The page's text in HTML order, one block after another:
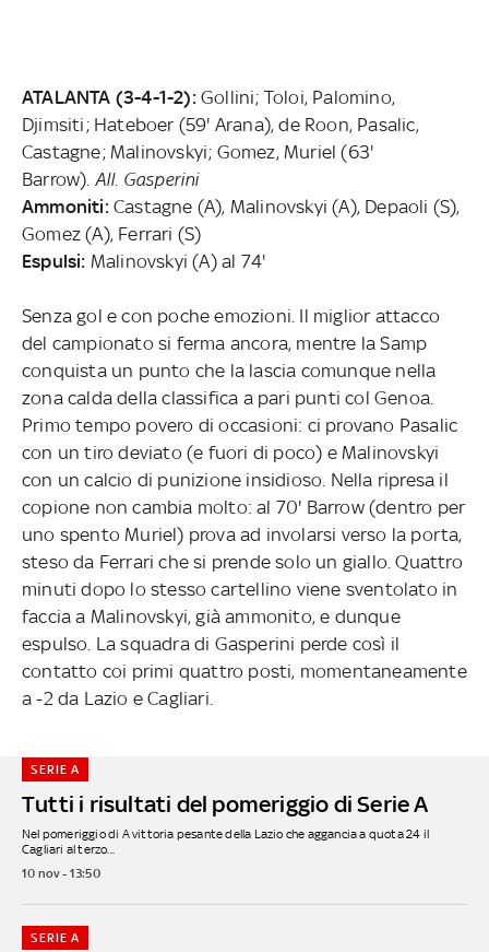
ATALANTA (3-4-1-2):Gollini; Toloi, Palomino,
Djimsiti; Hateboer (59' Arana), de Roon, Pasalic,
Castagne; Malinovskyi; Gomez, Muriel (63'
Barrow). All. Gasperini
Ammoniti: Castagne (A), Malinovskyi (A), Depaoli (S),
Gomez (A), Ferrari (S)
Espulsi: Malinovskyi (A) al 74'
Senza gol e con poche emozioni. Il miglior attacco
del campionato si ferma ancora, mentre la Samp
conquista un punto che la lascia comunque nella
zona calda della classifica a pari punti col Genoa.
Primo tempo povero di occasioni: ci provano Pasalic
con un tiro deviato (e fuori di poco) e Malinovskyi
con un calcio di punizione insidioso. Nella ripresa il
copione non cambia molto: al 70' Barrow (dentro per
uno spento Muriel) prova ad involarsi verso la porta,
steso da Ferrari che si prende solo un giallo. Quattro
minuti dopo lo stesso cartellino viene sventolato in
faccia a Malinovskyi, già ammonito, e dunque
espulso. La squadra di Gasperini perde così il
contatto coi primi quattro posti, momentaneamente
a -2 da Lazio e Cagliari.
Tutti i risultati del pomeriggio di Serie A
SERIE A
Nel pomeriggio di A vittoria pesante della Lazio che aggancia a quota 24 il
Cagliari al terzo...
10 nov - 13:50
SERIE A